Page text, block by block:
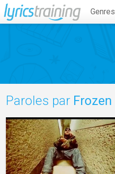
Genres
Paroles par Frozen